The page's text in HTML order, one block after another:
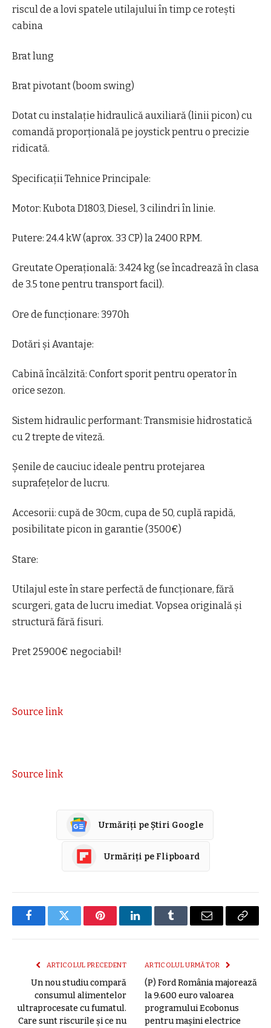
riscul de a lovi spatele utilajului în timp ce rotești
cabina
Brat lung
Brat pivotant (boom swing)
Dotat cu instalație hidraulică auxiliară (linii picon) cu
comandă proporțională pe joystick pentru o precizie
ridicată.
​Specificații Tehnice Principale:
​Motor: Kubota D1803, Diesel, 3 cilindri în linie.
​Putere: 24.4 kW (aprox. 33 CP) la 2400 RPM.
​Greutate Operațională: 3.424 kg (se încadrează în clasa
de 3.5 tone pentru transport facil).
​Ore de funcționare: 3970h
​Dotări și Avantaje:
​Cabină încălzită: Confort sporit pentru operator în
orice sezon.
​Sistem hidraulic performant: Transmisie hidrostatică
cu 2 trepte de viteză.
​Șenile de cauciuc ideale pentru protejarea
suprafețelor de lucru.
​Accesorii: cupă de 30cm, cupa de 50, cuplă rapidă,
posibilitate picon in garantie (3500€)
​Stare:
Utilajul este în stare perfectă de funcționare, fără
scurgeri, gata de lucru imediat. Vopsea originală și
structură fără fisuri.
Pret 25900€ negociabil!
Source link
Source link
Urmăriți pe Știri Google
Urmăriți pe Flipboard
FacebookTwitter PinterestLinkedInTumblr E-
ARTICOLUL PRECEDENT
Un nou studiu compară
consumul alimentelor
ultraprocesate cu fumatul.
Care sunt riscurile și ce nu
ARTICOLUL URMĂTOR
(P) Ford România majorează
la 9.600 euro valoarea
programului Ecobonus
pentru mașini electrice